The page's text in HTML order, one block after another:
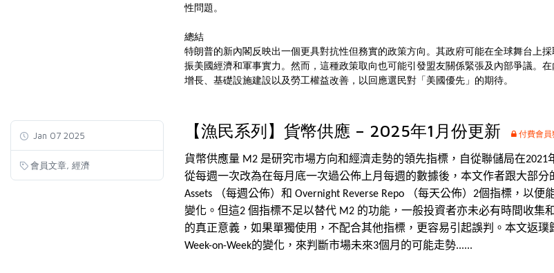
性問題。
總結
特朗普的新內閣反映出一個更具對抗性但務實的政策方向。其政府可能在全球舞台上
振美國經濟和軍事實力。然而，這種政策取向也可能引發盟友關係緊張及內部爭議。
增長、基礎設施建設以及勞工權益改善，以回應選民對「美國優先」的期待。
Jan 07 2025
會員文章 經濟
【漁民系列】貨幣供應 – 2025年1月份更新 付費會員
貨幣供應量 M2 是研究市場方向和經濟走勢的領先指標， 自從聯儲局在2021
從每週一次改為在每月底一次過公佈上月每週的數據後，本文作者跟大部分
Assets
（每週公佈）和 Overnight Reverse Repo （每天公佈） 2個指標，以便
變化。但這2 個指標不足以替代 M2 的功能，一般投資者亦未必有時間收集
的真正意義，如果單獨使用，不配合其他指標，更容易引起誤判。本文返璞
Week-on-Week的變化，來判斷市場未來3個月的可能走勢......